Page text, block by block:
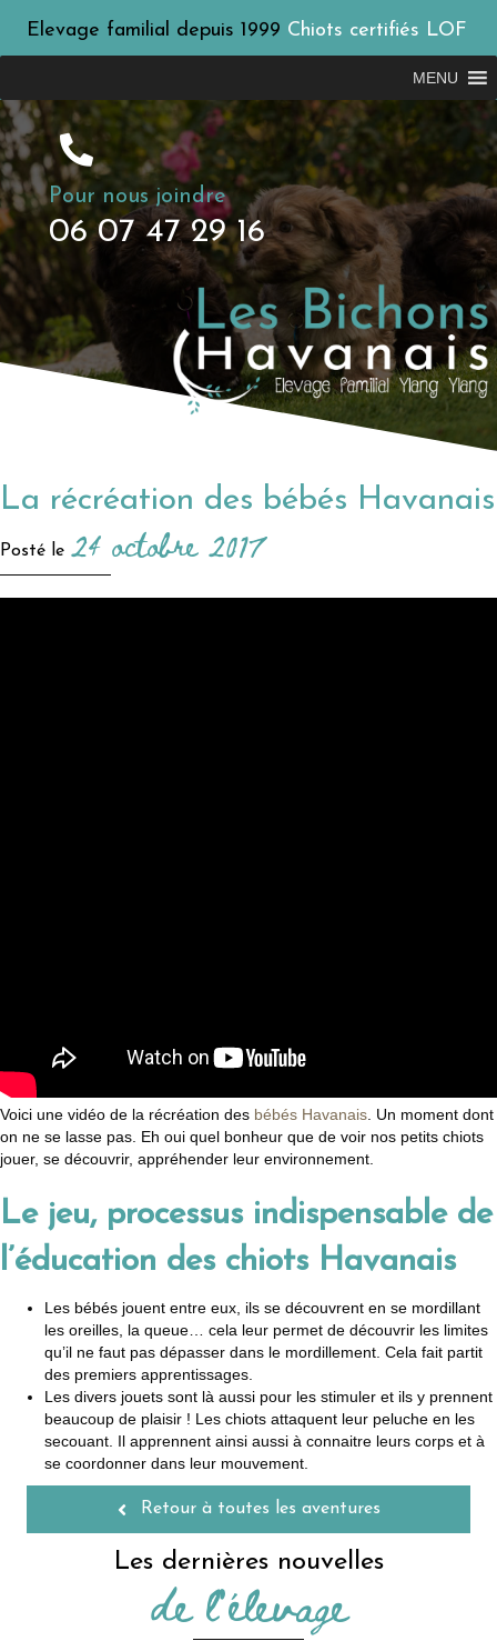
Elevage familial depuis 1999 Chiots certifiés LOF
MENU
Pour nous joindre
06 07 47 29 16
La récréation des bébés Havanais
Posté le 24 octobre 2017
Voici une vidéo de la récréation des bébés Havanais . Un moment dont
on ne se lasse pas. Eh oui quel bonheur que de voir nos petits chiots
jouer, se découvrir, appréhender leur environnement.
Le jeu, processus indispensable de
l’éducation des chiots Havanais
Les bébés jouent entre eux, ils se découvrent en se mordillant
les oreilles, la queue… cela leur permet de découvrir les limites
qu’il ne faut pas dépasser dans le mordillement. Cela fait partit
des premiers apprentissages.
Les divers jouets sont là aussi pour les stimuler et ils y prennent
beaucoup de plaisir ! Les chiots attaquent leur peluche en les
secouant. Il apprennent ainsi aussi à connaitre leurs corps et à
se coordonner dans leur mouvement.
Retour à toutes les aventures
Les dernières nouvelles
de l'élevage